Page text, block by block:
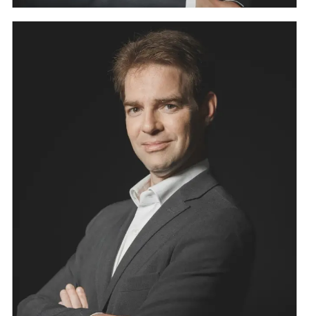
ROMAIN BLANDIN
Originaire de Rouen, Romain Blandin est diplômé
d’un Master contentieux, arbitrages et
modes alternatifs de règlement des différends.
Avocat depuis 2011, il choisit de
développer son
expertise en droit économiquedans ce territoire
qu’il connaît bien. Collaborateur du cabinet DPR
AVOCAT depuis 2018, Romain Blandin en devient
associé en janvier 2020. Son activité est
principalement déployée autour du
droit
commercial et des différentes branches du droit
de l’immobilier
, où il assiste ses clients pour la
rédaction de leurs baux et crédits-baux, la
gestion des copropriétés et tous litiges
en matière de construction
ASSISTANTE : MADAME EMMANUELLE MORIN